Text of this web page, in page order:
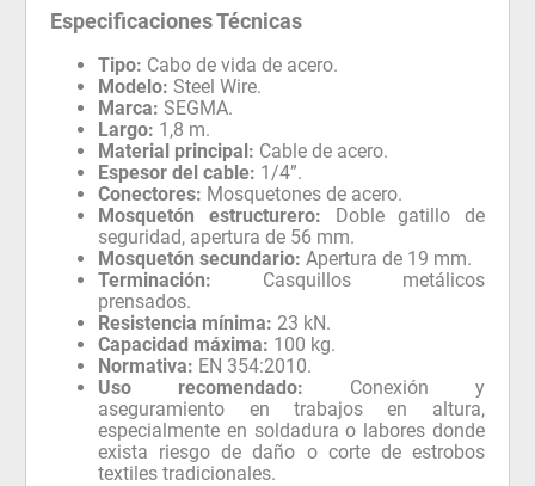
Especificaciones Técnicas
Tipo: Cabo de vida de acero.
Modelo: Steel Wire.
Marca: SEGMA.
Largo: 1,8 m.
Material principal: Cable de acero.
Espesor del cable: 1/4”.
Conectores: Mosquetones de acero.
Mosquetón estructurero: Doble gatillo de
seguridad, apertura de 56 mm.
Mosquetón secundario: Apertura de 19 mm.
Terminación: Casquillos metálicos
prensados.
Resistencia mínima: 23 kN.
Capacidad máxima: 100 kg.
Normativa: EN 354:2010.
Uso recomendado: Conexión y
aseguramiento en trabajos en altura,
especialmente en soldadura o labores donde
exista riesgo de daño o corte de estrobos
textiles tradicionales.